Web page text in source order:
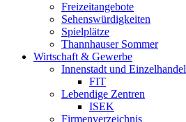
Freizeitangebote
Sehenswürdigkeiten
Spielplätze
Thannhauser Sommer
Wirtschaft & Gewerbe
Innenstadt und Einzelhandel
FIT
Lebendige Zentren
ISEK
Firmenverzeichnis